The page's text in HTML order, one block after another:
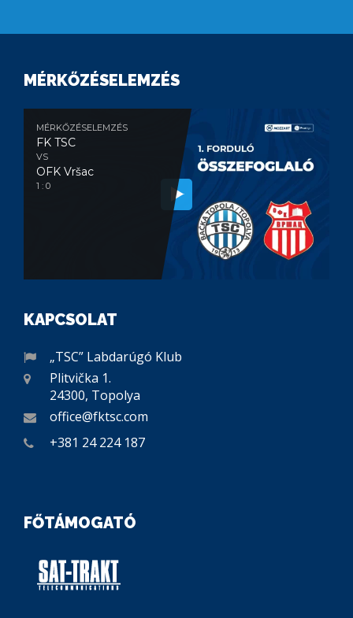
MÉRKŐZÉSELEMZÉS
MÉRKŐZÉSELEMZÉS
FK TSC
VS
OFK Vršac
1 : 0
KAPCSOLAT
„TSC” Labdarúgó Klub
Plitvička 1.
24300, Topolya
office@fktsc.com
+381 24 224 187
FŐTÁMOGATÓ